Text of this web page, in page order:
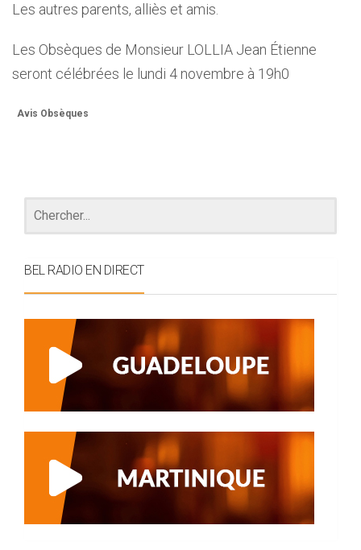
Les autres parents, alliès et amis.
Les Obsèques de Monsieur LOLLIA Jean Étienne
seront célébrées le lundi 4 novembre à 19h0
Avis Obsèques
BEL RADIO EN DIRECT